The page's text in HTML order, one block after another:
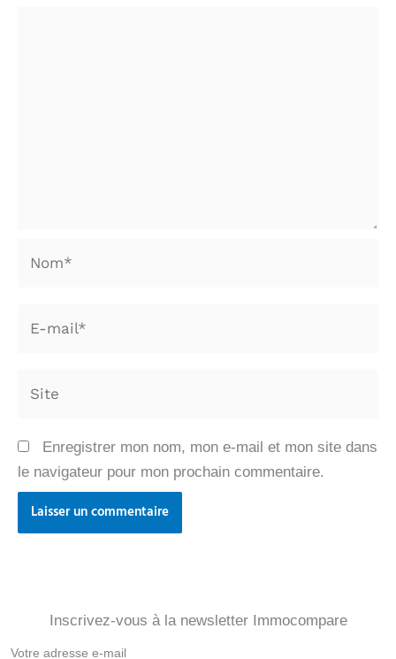
Enregistrer mon nom, mon e-mail et mon site dans
le navigateur pour mon prochain commentaire.
Inscrivez-vous à la newsletter Immocompare
Newsletter